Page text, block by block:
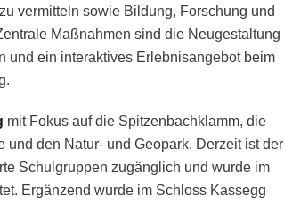
vermitteln sowie Bildung, Forschung und
Maßnahmen sind die Neugestaltung
und ein interaktives Erlebnisangebot beim
mit Fokus auf die Spitzenbachklamm, die
den Natur- und Geopark. Derzeit ist der
Schulgruppen zugänglich und wurde im
Ergänzend wurde im Schloss Kassegg